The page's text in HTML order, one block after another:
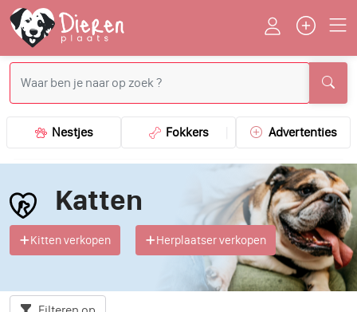
Nestjes Fokkers Advertenties
Katten
Kitten verkopen Herplaatser verkopen